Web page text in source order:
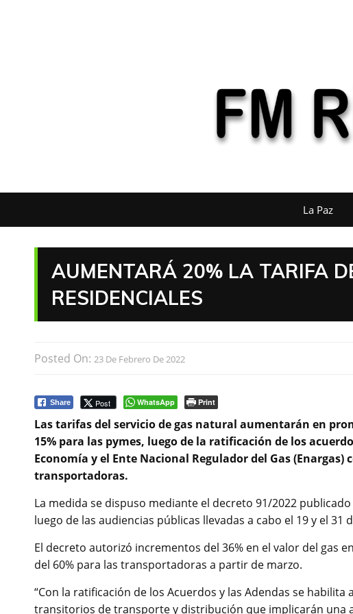
La Paz
AUMENTARÁ 20% LA TARIFA
RESIDENCIALES
Posted On: 23 De Febrero De 2022
Share Post WhatsApp Print
Las tarifas del servicio de gas natural aumentarán en
15% para las pymes, luego de la ratificación de los
Economía y el Ente Nacional Regulador del Gas
transportadoras.
La medida se dispuso mediante el decreto 91/2022
luego de las audiencias públicas llevadas a cabo el 19 y el 31
El decreto autorizó incrementos del 36% en el valor del gas
del 60% para las transportadoras a partir de marzo.
“Con la ratificación de los Acuerdos y las Adendas se
transitorios de transporte y distribución que implicarán una